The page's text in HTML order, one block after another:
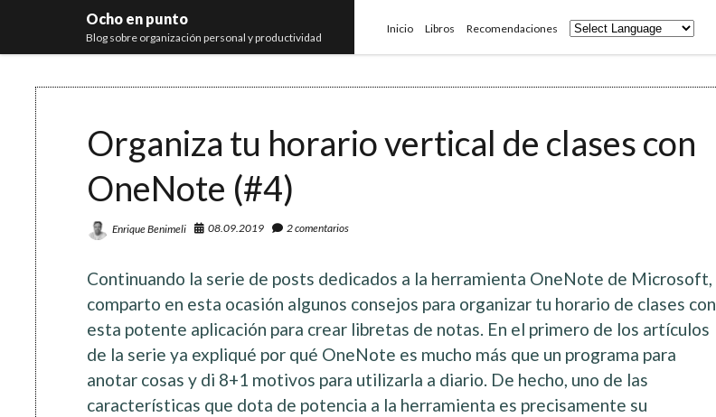
Ocho en punto
Blog sobre organización personal y productividad
Inicio Libros Recomendaciones
Organiza tu horario vertical de clases con
OneNote (#4)
Enrique Benimeli 08.09.2019 2 comentarios
Continuando la serie de posts dedicados a la herramienta OneNote de Microsoft,
comparto en esta ocasión algunos consejos para organizar tu horario de clases con
esta potente aplicación para crear libretas de notas. En el primero de los artículos
de la serie ya expliqué por qué OneNote es mucho más que un programa para
anotar cosas y di 8+1 motivos para utilizarla a diario. De hecho, uno de las
características que dota de potencia a la herramienta es precisamente su